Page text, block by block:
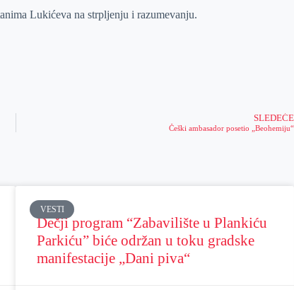
Lukićeva na strpljenju i razumevanju.
SLEDEĆE
Češki ambasador posetio „Beohemiju“
VESTI
Dečji program “Zabavilište u Plankiću
Parkiću” biće održan u toku gradske
manifestacije „Dani piva“